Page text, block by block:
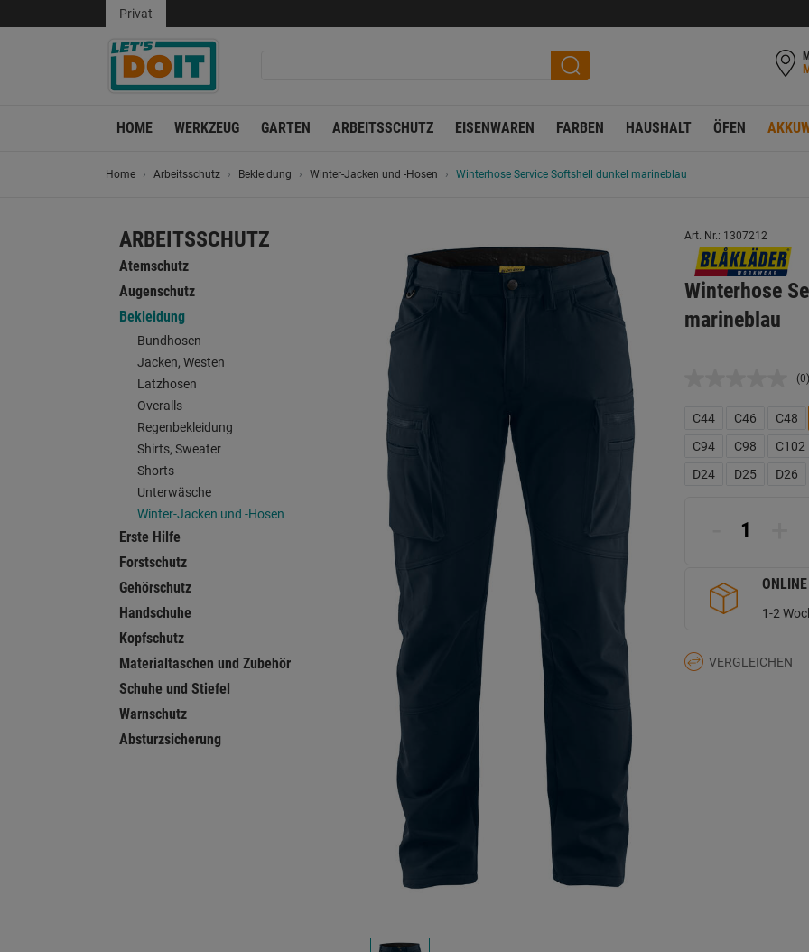
Privat
HOME WERKZEUG GARTEN ARBEITSSCHUTZ EISENWAREN FARBEN HAUSHALT ÖFEN
Home Arbeitsschutz Bekleidung Winter-Jacken und -Hosen Winterhose Service Softshell dunkel marineblau
ARBEITSSCHUTZ
Atemschutz
Augenschutz
Bekleidung
Bundhosen
Jacken, Westen
Latzhosen
Overalls
Regenbekleidung
Shirts, Sweater
Shorts
Unterwäsche
Winter-Jacken und -Hosen
Erste Hilfe
Forstschutz
Gehörschutz
Handschuhe
Kopfschutz
Materialtaschen und Zubehör
Schuhe und Stiefel
Warnschutz
Absturzsicherung
Art. Nr.: 1307212
Winterhose
marineblau
(0)
C44 C46 C48
C94
C98 C102
D24
D25 D26
1-2
VERGLEICHEN